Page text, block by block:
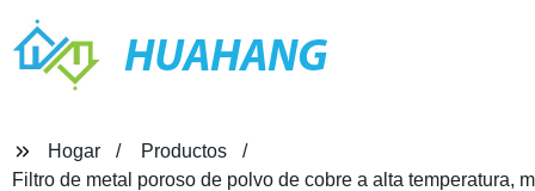
HUAHANG
Hogar
Productos
Filtro de metal poroso de polvo de cobre a alta temperatura,